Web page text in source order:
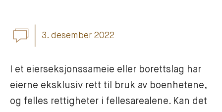
3. desember 2022
I et eierseksjonssameie eller borettslag har
eierne eksklusiv rett til bruk av boenhetene,
og felles rettigheter i fellesarealene. Kan det